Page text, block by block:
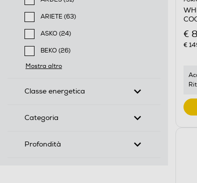
Filtra per Marca: ARDES
ARIETE (63)
Filtra per Marca: ARIETE
ASKO (24)
Filtra per Marca: ASKO
BEKO (26)
Filtra per Marca: BEKO
Mostra altro
Classe energetica
Categoria
Profondità
€
€